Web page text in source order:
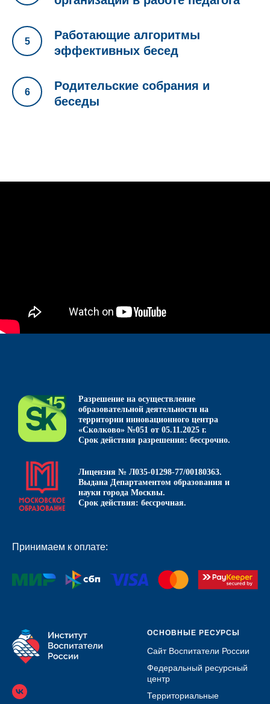
Работающие алгоритмы
эффективных бесед
Родительские собрания и
беседы
Разрешение на осуществление
образовательной деятельности на
территории инновационного центра
«Сколково» №051 от 05.11.2025 г.
Срок действия разрешения: бессрочно.
Лицензия № Л035-01298-77/00180363.
Выдана Департаментом образования и
науки города Москвы.
Срок действия: бессрочная.
Принимаем к оплате:
ОСНОВНЫЕ РЕСУРСЫ
Сайт Воспитатели России
Федеральный ресурсный
центр
Территориальные